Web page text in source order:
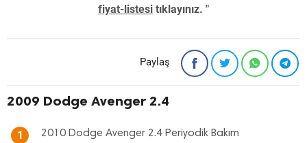
fiyat-listesi tıklayınız. "
Paylaş
2009 Dodge Avenger 2.4
1 2010 Dodge Avenger 2.4 Periyodik Bakım